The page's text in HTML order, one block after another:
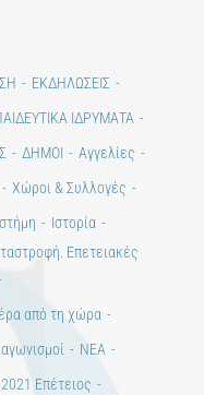
ΕΚΔΗΛΩΣΕΙΣ
ΙΔΡΥΜΑΤΑ
ΔΗΜΟΙ
Αγγελίες
Χώροι & Συλλογές
Ιστορία
Επετειακές
από τη χώρα
ΝΕΑ
Επέτειος